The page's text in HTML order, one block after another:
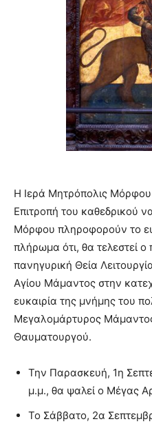
Η Ιερά Μητρόπολις Μόρφου
Επιτροπή του καθεδρικού
Μόρφου πληροφορούν το
πλήρωμα ότι, θα τελεστεί ο
πανηγυρική Θεία
Αγίου Μάμαντος στην
ευκαιρία της μνήμης του
Μεγαλομάρτυρος
Θαυματουργού.
Την Παρασκευή, 1η
μ.μ., θα ψαλεί ο Μέγας
Το Σάββατο, 2α